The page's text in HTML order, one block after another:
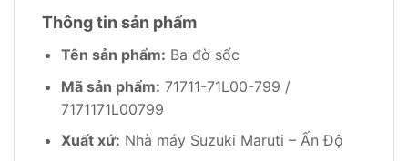
Thông tin sản phẩm
Tên sản phẩm: Ba đờ sốc
Mã sản phẩm: 71711-71L00-799 /
7171171L00799
Xuất xứ: Nhà máy Suzuki Maruti – Ấn Độ